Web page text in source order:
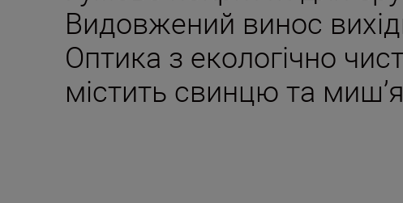
Видовжений винос
Оптика з екологічно
містить свинцю та